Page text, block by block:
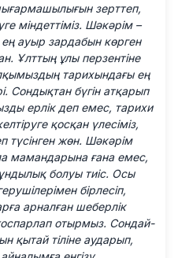
зерттеп,
міндеттіміз. Шәкәрім –
ең ауыр зардабын көрген
Ұлттың ұлы перзентіне
тарихындағы ең
Сондықтан бүгін атқарып
ерлік деп емес, тарихи
қосқан үлесіміз,
түсінген жөн. Шәкәрім
мамандарына ғана емес,
болуы тиіс. Осы
бірлесіп,
арналған шеберлік
отырмыз. Сондай-
қытай тіліне аударып,